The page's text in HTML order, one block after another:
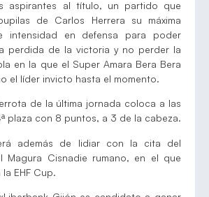
aspirantes al título, un partido que
de Carlos Herrera su máxima
intensidad en defensa para poder
perdida de la victoria y no perder la
en la que el Super Amara Bera Bera
el líder invicto hasta el momento.
de la última jornada coloca a las
plaza con 8 puntos, a 3 de la cabeza.
además de lidiar con la cita del
Magura Cisnadie rumano, en el que
EHF Cup.